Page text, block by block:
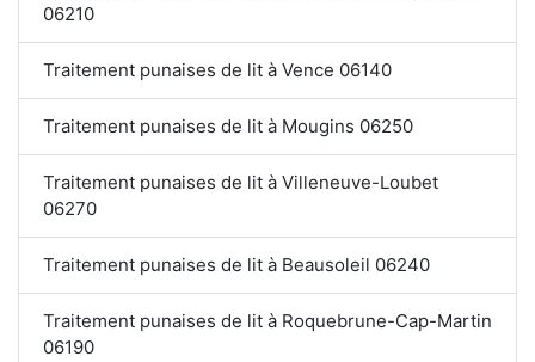
06210
Traitement punaises de lit à Vence 06140
Traitement punaises de lit à Mougins 06250
Traitement punaises de lit à Villeneuve-Loubet
06270
Traitement punaises de lit à Beausoleil 06240
Traitement punaises de lit à Roquebrune-Cap-Martin
06190